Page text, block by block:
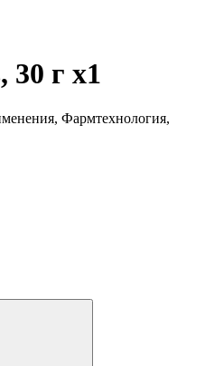
30 г x1
Фармтехнология,